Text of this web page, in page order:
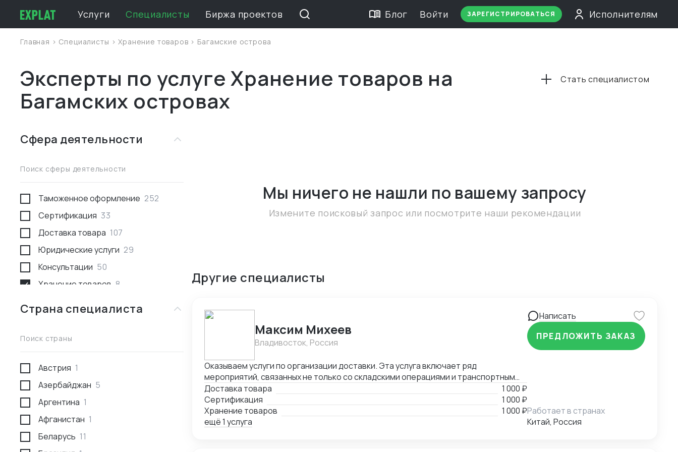
Услуги Специалисты Биржа проектов Блог Войти ЗАРЕГИСТРИРОВАТЬСЯ Исполнителям
Главная > Специалисты >Хранение товаров > Багамские острова
Эксперты по услуге Хранение товаров на
Багамских островах
Стать специалистом
Сфера деятельности
Поиск сферы деятельности
Таможенное оформление 252
Сертификация 33
Доставка товара 107
Юридические услуги 29
Консультации 50
Хранение товаров 8
Проведение переговоров
Сотрудники за границей 9
Разработка и производство
Проверка поставщика
Участие в выставках
Анализ рынка
Консалтинг по интеллектуальной
собственности
Страна специалиста
Поиск страны
Австрия 1
Азербайджан 5
Аргентина 1
Афганистан 1
Беларусь 11
Мы ничего не нашли по вашему запросу
Измените поисковый запрос или посмотрите наши рекомендации
Другие специалисты
Максим Михеев
Владивосток, Россия
Оказываем услуги по организации доставки. Эта услуга включает ряд
мероприятий, связанных не только со складскими операциями и транспортным
сопровождением. В нее также входит таможенное оформление, помощь в
заполнении необходимой сопроводительной и разрешительной документации.
Доставка товара
1 000 ₽
Сертификация
1 000 ₽
Хранение товаров
1 000 ₽
ещё 1 услуга
Написать
ПРЕДЛОЖИТЬ ЗАКАЗ
Работает в странах
Китай, Россия